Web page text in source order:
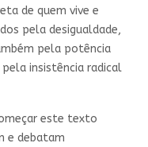
de quem vive e
pela desigualdade,
pela potência
insistência radical
este texto
e debatam